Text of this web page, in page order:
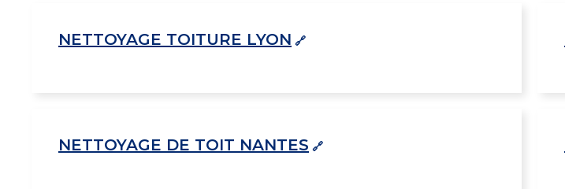
NETTOYAGE TOITURE LYON
NETTOYAGE DE TOIT NANTES